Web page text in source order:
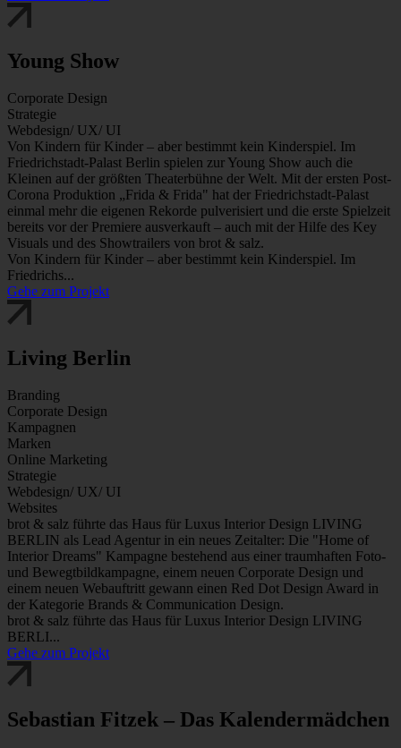
Young Show
Corporate Design
Strategie
Webdesign/ UX/ UI
Von Kindern für Kinder – aber bestimmt kein Kinderspiel. Im
Friedrichstadt-Palast Berlin spielen zur Young Show auch die
Kleinen auf der größten Theaterbühne der Welt. Mit der ersten Post-
Corona Produktion „Frida & Frida" hat der Friedrichstadt-Palast
einmal mehr die eigenen Rekorde pulverisiert und die erste Spielzeit
bereits vor der Premiere ausverkauft – auch mit der Hilfe des Key
Visuals und des Showtrailers von brot & salz.
Von Kindern für Kinder – aber bestimmt kein Kinderspiel. Im
Friedrichs...
Gehe zum Projekt
Living Berlin
Branding
Corporate Design
Kampagnen
Marken
Online Marketing
Strategie
Webdesign/ UX/ UI
Websites
brot & salz führte das Haus für Luxus Interior Design LIVING
BERLIN als Lead Agentur in ein neues Zeitalter: Die "Home of
Interior Dreams" Kampagne bestehend aus einer traumhaften Foto-
und Bewegtbildkampagne, einem neuen Corporate Design und
einem neuen Webauftritt gewann einen Red Dot Design Award in
der Kategorie Brands & Communication Design.
brot & salz führte das Haus für Luxus Interior Design LIVING
BERLI...
Gehe zum Projekt
Sebastian Fitzek – Das Kalendermädchen